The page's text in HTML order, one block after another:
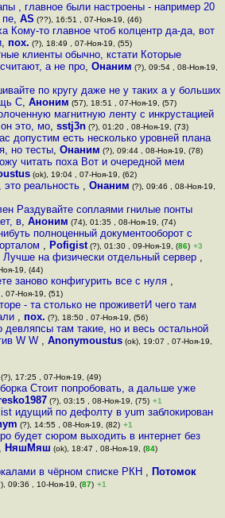
, главное были настроены - например 20
, AS (??), 16:51 , 07-Ноя-19, (46)
Кому-то главное чтоб колцентр да-да, вот
, пох. (?), 18:49 , 07-Ноя-19, (55)
клиенты обычно, кстати Которые
а не про, Онаним (?), 09:54 , 08-Ноя-19,
по кругу даже не у таких а у больших
С,Аноним (57), 18:51 , 07-Ноя-19, (57)
магнитную ленту с инкрустацией
это, мо, sstj3n(?), 01:20 , 08-Ноя-19, (73)
допустим есть несколько уровней плана
но тесты, Онаним (?), 09:44 , 08-Ноя-19, (78)
читать поха Вот и очередной мем
(ok), 19:04 , 07-Ноя-19, (62)
реальность ,Онаним (?), 09:46 , 08-Ноя-19,
Раздувайте соплаями гнилые понты
в, Аноним (74), 01:35 , 08-Ноя-19, (74)
полноценный документооборот с
, Pofigist(?), 01:30 , 09-Ноя-19, (86) +3
Лучше на физически отдельный сервер ,
19, (44)
заново конфигурить все с нуля ,
07-Ноя-19, (51)
- та столько не проживетИ чего там
, пох. (?), 18:50 , 07-Ноя-19, (56)
девляпсы там такие, но и весь остальной
W W ,Anonymoustus (ok), 19:07 , 07-Ноя-19,
(?), 17:25 , 07-Ноя-19, (49)
Стоит попробовать, а дальше уже
(?), 03:15 , 08-Ноя-19, (75) +1
идущий по дефолту в yum заблокирован
(?), 14:55 , 08-Ноя-19, (82) +1
будет сюром выходить в интернет без
НяшМяш (ok), 18:47 , 08-Ноя-19, (84)
в чёрном списке РКН , Потомок
09:36 , 10-Ноя-19, (87) +1